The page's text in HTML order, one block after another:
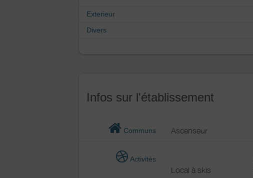
Exterieur
Divers
Infos sur l'établissement
Communs Ascenseur
Activités
Local à skis